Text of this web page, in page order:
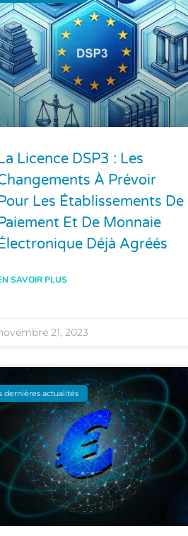
Licence DSP3 : Les
À Prévoir
Les Établissements De
Et De Monnaie
Déjà Agréés
SAVOIR PLUS
21, 2023
dernières actualités